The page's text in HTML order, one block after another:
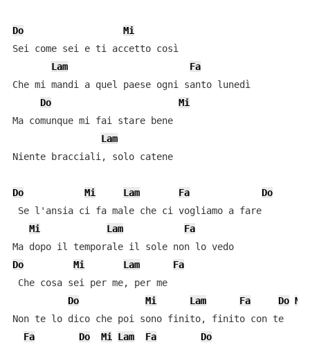
Do
Mi
Sei come sei e ti accetto così
Lam
Fa
Che mi mandi a quel paese ogni santo lunedì
Do
Mi
Ma comunque mi fai stare bene
Lam
Niente bracciali, solo catene
Do Mi Lam Fa
Do
Se l'ansia ci fa male che ci vogliamo a fare
Mi
Lam
Fa
Ma dopo il temporale il sole non lo vedo
Do
Mi Lam
Fa
Che cosa sei per me, per me
Do
Mi Lam Fa Do Mi
Non te lo dico che poi sono finito, finito con te
Fa
Do Mi Lam Fa
Do